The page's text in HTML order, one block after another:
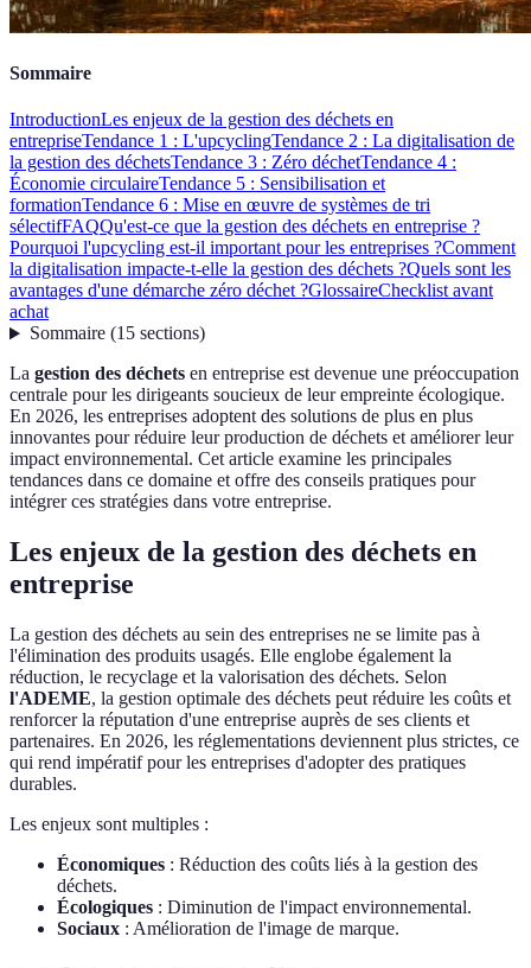
Sommaire
IntroductionLes enjeux de la gestion des déchets en
entrepriseTendance 1 : L'upcyclingTendance 2 : La digitalisation de
la gestion des déchetsTendance 3 : Zéro déchetTendance 4 :
Économie circulaireTendance 5 : Sensibilisation et
formationTendance 6 : Mise en œuvre de systèmes de tri
sélectifFAQQu'est-ce que la gestion des déchets en entreprise ?
Pourquoi l'upcycling est-il important pour les entreprises ?Comment
la digitalisation impacte-t-elle la gestion des déchets ?Quels sont les
avantages d'une démarche zéro déchet ?GlossaireChecklist avant
achat
Sommaire(15 sections)
La gestion des déchets en entreprise est devenue une préoccupation
centrale pour les dirigeants soucieux de leur empreinte écologique.
En 2026, les entreprises adoptent des solutions de plus en plus
innovantes pour réduire leur production de déchets et améliorer leur
impact environnemental. Cet article examine les principales
tendances dans ce domaine et offre des conseils pratiques pour
intégrer ces stratégies dans votre entreprise.
Les enjeux de la gestion des déchets en
entreprise
La gestion des déchets au sein des entreprises ne se limite pas à
l'élimination des produits usagés. Elle englobe également la
réduction, le recyclage et la valorisation des déchets. Selon
l'ADEME, la gestion optimale des déchets peut réduire les coûts et
renforcer la réputation d'une entreprise auprès de ses clients et
partenaires. En 2026, les réglementations deviennent plus strictes, ce
qui rend impératif pour les entreprises d'adopter des pratiques
durables.
Les enjeux sont multiples :
Économiques : Réduction des coûts liés à la gestion des
déchets.
Écologiques : Diminution de l'impact environnemental.
Sociaux : Amélioration de l'image de marque.